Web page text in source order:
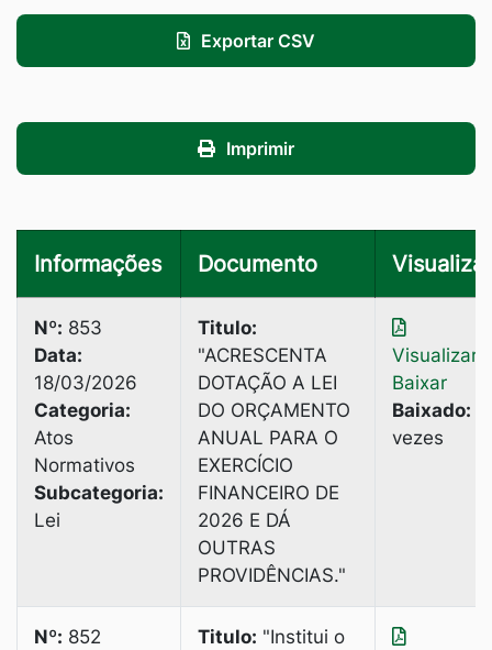
Exportar CSV
Imprimir
Informações Documento Visualizar
Nº: 853
Data:
18/03/2026
Categoria:
Atos
Normativos
Subcategoria:
Lei
Titulo:
"ACRESCENTA
DOTAÇÃO A LEI
DO ORÇAMENTO
ANUAL PARA O
EXERCÍCIO
FINANCEIRO DE
2026 E DÁ
OUTRAS
PROVIDÊNCIAS."
Visualizar
Baixar
Baixado:
vezes
Nº: 852
Titulo: "Institui o